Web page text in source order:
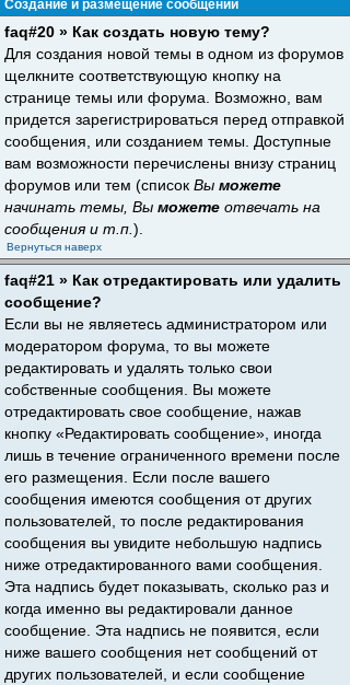
Создание и размещение сообщений
faq#20 » Как создать новую тему?
Для создания новой темы в одном из форумов
щелкните соответствующую кнопку на
странице темы или форума. Возможно, вам
придется зарегистрироваться перед отправкой
сообщения, или созданием темы. Доступные
вам возможности перечислены внизу страниц
форумов или тем (список Вы можете
начинать темы, Вы можете отвечать на
сообщения и т.п. ).
Вернуться наверх
faq#21 » Как отредактировать или удалить
сообщение?
Если вы не являетесь администратором или
модератором форума, то вы можете
редактировать и удалять только свои
собственные сообщения. Вы можете
отредактировать свое сообщение, нажав
кнопку «Редактировать сообщение», иногда
лишь в течение ограниченного времени после
его размещения. Если после вашего
сообщения имеются сообщения от других
пользователей, то после редактирования
сообщения вы увидите небольшую надпись
ниже отредактированного вами сообщения.
Эта надпись будет показывать, сколько раз и
когда именно вы редактировали данное
сообщение. Эта надпись не появится, если
ниже вашего сообщения нет сообщений от
других пользователей, и если сообщение